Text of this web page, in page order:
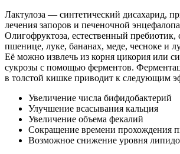
Лактулоза — синтетический дисахарид,
лечения запоров и печеночной
Олигофруктоза, естественный пребиотик,
пшенице, луке, бананах, меде, чесноке и
Её можно извлечь из корня цикория или
сукрозы с помощью ферментов.
в толстой кишке приводит к следующим
Увеличение числа бифидобактерий
Улучшение всасывания кальция
Увеличение объема фекалий
Сокращение времени прохождения
Возможное снижение уровня